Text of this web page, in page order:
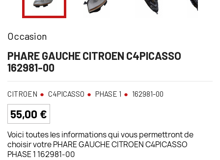
Occasion
PHARE GAUCHE CITROEN C4PICASSO
162981-00
CITROEN C4PICASSO PHASE 1 162981-00
55,00 €
Voici toutes les informations qui vous permettront de
choisir votre PHARE GAUCHE CITROEN C4PICASSO
PHASE 1 162981-00